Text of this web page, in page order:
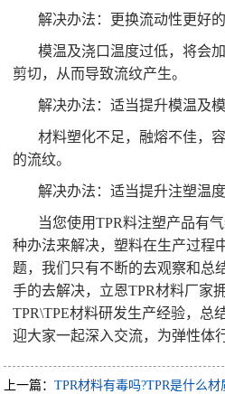
解决办法：更换流动性更好
模温及浇口温度过低，将会
剪切，从而导致流纹产生。
解决办法：适当提升模温及
材料塑化不足，融熔不佳，
的流纹。
解决办法：适当提升注塑温
当您使用TPR料注塑产品有
种办法来解决，塑料在生产过程
题，我们只有不断的去观察和总
手的去解决，立恩TPR材料厂家
TPR\TPE材料研发生产经验，总
迎大家一起深入交流，为弹性体
上一篇：TPR材料有毒吗?TPR是什么材